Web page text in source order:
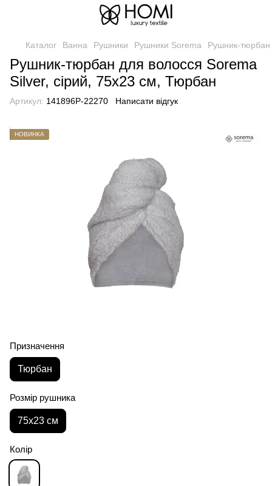
Каталог Ванна Рушники Рушники Sorema Рушник-тюрбан
Рушник-тюрбан для волосся Sorema
Silver, сірий, 75х23 см, Тюрбан
Артикул: 141896P-22270 Написати відгук
НОВИНКА
Призначення
Тюрбан
Розмір рушника
75х23 см
Колір